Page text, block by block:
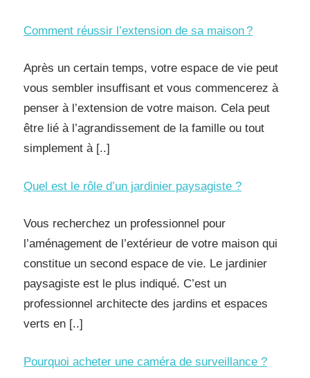
Comment réussir l’extension de sa maison ?
Après un certain temps, votre espace de vie peut
vous sembler insuffisant et vous commencerez à
penser à l’extension de votre maison. Cela peut
être lié à l’agrandissement de la famille ou tout
simplement à [..]
Quel est le rôle d’un jardinier paysagiste ?
Vous recherchez un professionnel pour
l’aménagement de l’extérieur de votre maison qui
constitue un second espace de vie. Le jardinier
paysagiste est le plus indiqué. C’est un
professionnel architecte des jardins et espaces
verts en [..]
Pourquoi acheter une caméra de surveillance ?